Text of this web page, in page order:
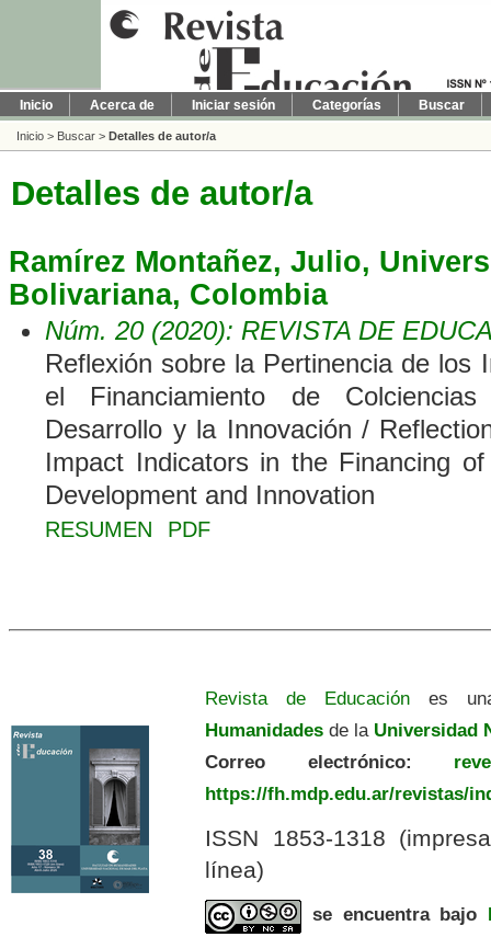
Inicio Acerca de Iniciar sesión Categorías Buscar
Inicio > Buscar > Detalles de autor/a
Detalles de autor/a
Ramírez Montañez, Julio,
Bolivariana, Colombia
Núm. 20 (2020): REVISTA DE
Reflexión sobre la Pertinencia de los
el Financiamiento de
Desarrollo y la Innovación /
Impact Indicators in the Financing
Development and Innovation
RESUMEN PDF
Revista de Educación es
Humanidades de la Universidad
Correo electrónico:
https://fh.mdp.edu.ar/revistas/
ISSN 1853-1318
línea)
se encuentra bajo